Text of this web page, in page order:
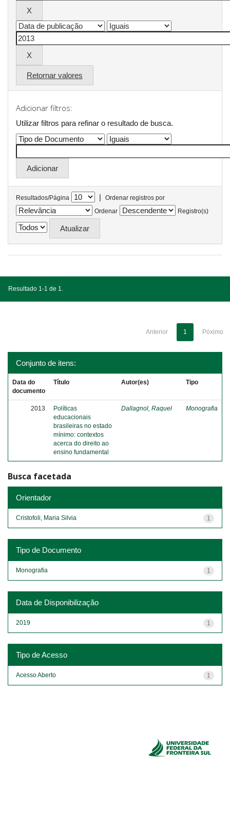
Retornar valores
Adicionar filtros:
Utilizar filtros para refinar o resultado de busca.
Resultados/Página |
Ordenar registros por
Ordenar
Registro(s)
Resultado 1-1 de 1.
Anterior 1 Póximo
Conjunto de itens:
Data do
documento
Título Autor(es) Tipo
2013
Políticas
educacionais
brasileiras no estado
mínimo: contextos
acerca do direito ao
ensino fundamental
Dallagnol, Raquel Monografia
Busca facetada
Orientador
1
Cristofoli, Maria Silvia
Tipo de Documento
1
Monografia
Data de Disponibilização
1
2019
Tipo de Acesso
1
Acesso Aberto